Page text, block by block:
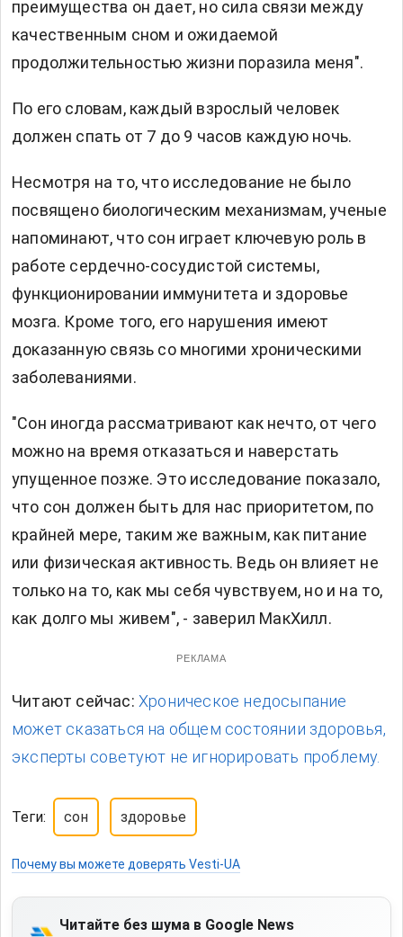
преимущества он дает, но сила связи между
качественным сном и ожидаемой
продолжительностью жизни поразила меня".
По его словам, каждый взрослый человек
должен спать от 7 до 9 часов каждую ночь.
Несмотря на то, что исследование не было
посвящено биологическим механизмам, ученые
напоминают, что сон играет ключевую роль в
работе сердечно-сосудистой системы,
функционировании иммунитета и здоровье
мозга. Кроме того, его нарушения имеют
доказанную связь со многими хроническими
заболеваниями.
"Сон иногда рассматривают как нечто, от чего
можно на время отказаться и наверстать
упущенное позже. Это исследование показало,
что сон должен быть для нас приоритетом, по
крайней мере, таким же важным, как питание
или физическая активность. Ведь он влияет не
только на то, как мы себя чувствуем, но и на то,
как долго мы живем", - заверил МакХилл.
РЕКЛАМА
Читают сейчас: Хроническое недосыпание
может сказаться на общем состоянии здоровья,
эксперты советуют не игнорировать проблему.
Теги: сон здоровье
Почему вы можете доверять Vesti-UA
Читайте без шума в Google News